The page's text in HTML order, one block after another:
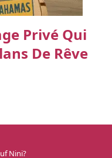
Privé Qui
De Rêve
Nini?